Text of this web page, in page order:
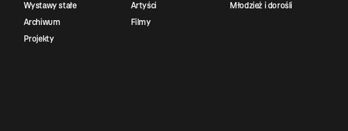
Wystawy stałe
Archiwum
Projekty
Artyści
Filmy
Młodzież i dorośli